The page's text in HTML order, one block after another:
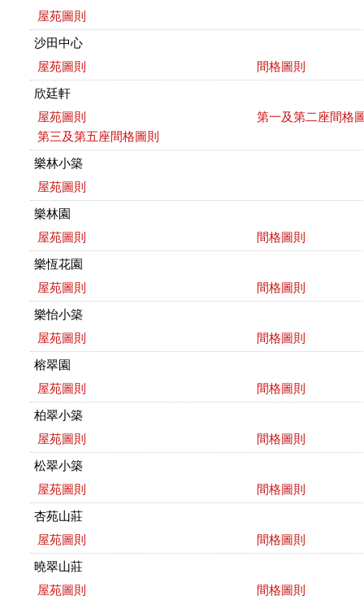
屋苑圖則
沙田中心
屋苑圖則
間格圖則
欣廷軒
屋苑圖則
第一及第二座間格
第三及第五座間格圖則
樂林小築
屋苑圖則
樂林園
屋苑圖則
間格圖則
樂恆花園
屋苑圖則
間格圖則
樂怡小築
屋苑圖則
間格圖則
榕翠園
屋苑圖則
間格圖則
柏翠小築
屋苑圖則
間格圖則
松翠小築
屋苑圖則
間格圖則
杏苑山莊
屋苑圖則
間格圖則
曉翠山莊
屋苑圖則
間格圖則